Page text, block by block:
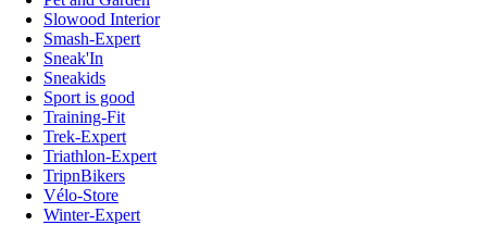
Slowood Interior
Smash-Expert
Sneak'In
Sneakids
Sport is good
Training-Fit
Trek-Expert
Triathlon-Expert
TripnBikers
Vélo-Store
Winter-Expert